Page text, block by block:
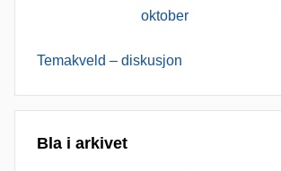
oktober
Temakveld – diskusjon
Bla i arkivet